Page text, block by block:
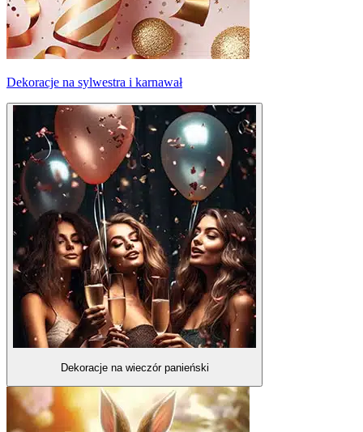
Dekoracje na sylwestra i karnawał
Dekoracje na wieczór panieński